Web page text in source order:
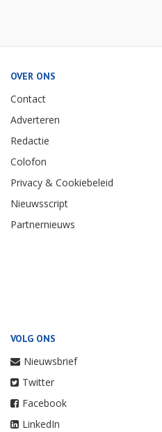
OVER ONS
Contact
Adverteren
Redactie
Colofon
Privacy & Cookiebeleid
Nieuwsscript
Partnernieuws
VOLG ONS
Nieuwsbrief
Twitter
Facebook
LinkedIn